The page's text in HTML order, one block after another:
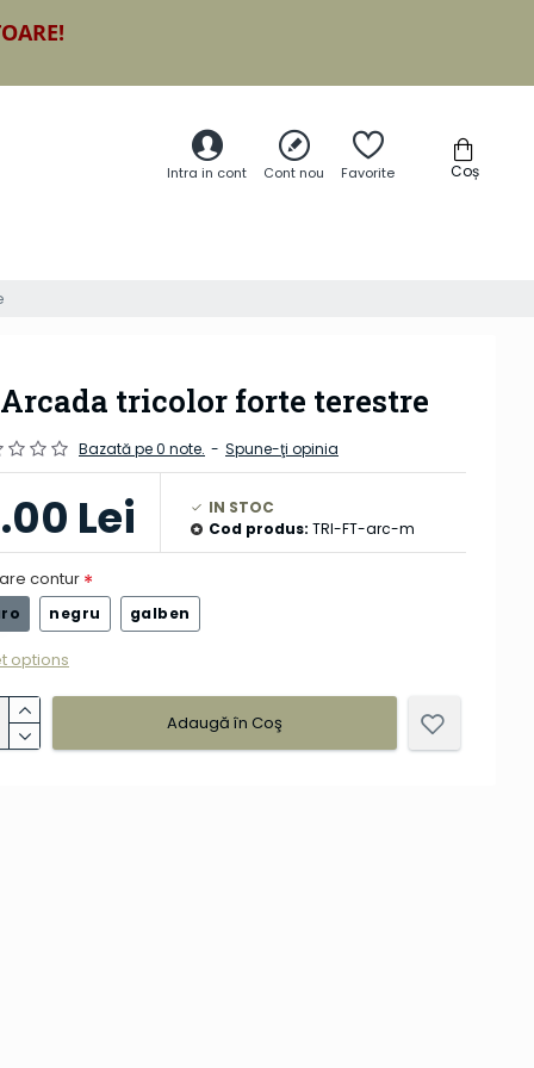
Intra in cont Cont nou Favorite Coș
Arcada tricolor forte terestre
Bazată pe 0 note. - Spune-ţi opinia
Lei
IN STOC
Cod produs: TRI-FT-arc-m
contur
negru galben
options
Adaugă în Coş